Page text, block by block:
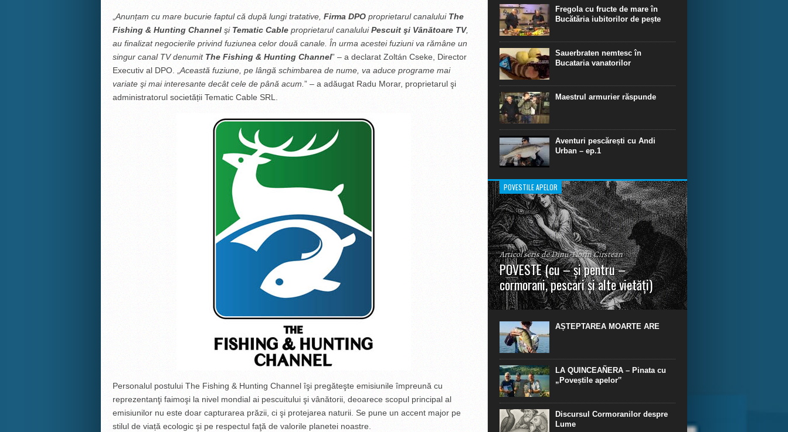
„Anunțam cu mare bucurie faptul că după lungi tratative, Firma DPOproprietarul canalului The
Fishing & Hunting Channelşi Tematic Cableproprietarul canaluluiPescuit şi Vânătoare TV,
au finalizat negocierile privind fuziunea celor două canale. În urma acestei fuziuni va rămâne un
singur canal TV denumit The Fishing & Hunting Channel” – a declarat Zoltán Cseke, Director
Executiv al DPO. „Această fuziune, pe lângăschimbarea de nume, va aduce programe mai
variate şi mai interesante decât cele de până acum.” – a adăugat Radu Morar, proprietarul şi
administratorul societății Tematic Cable SRL.
Personalul postului The Fishing & Hunting Channel îşi pregăteşte emisiunile împreună cu
reprezentanţi faimoşi la nivel mondial ai pescuitului şi vânătorii, deoarece scopul principal al
emisiunilor nu este doar capturarea prăzii, ci şi protejarea naturii. Se pune un accent major pe
stilul de viață ecologic şi pe respectul faţă de valorile planetei noastre.
extraordinare de scufundare cu rechini.
Fregola cu fructe de mare în
Bucătăria iubitorilor de pește
Sauerbraten nemtesc în
Bucataria vanatorilor
Maestrul armurier răspunde
Aventuri pescărești cu Andi
Urban – ep.1
POVESTILE APELOR
Articol scris de Dinu-Florin Cirstean
POVESTE (cu – și pentru –
cormorani, pescari și alte vietăți)
”La urma urmei, cred că legendele și miturile sunt
în mare parte făcute din „adevăr”.“ R. R. Tolkien.
AȘTEPTAREA MOARTE ARE
LA QUINCEAÑERA – Pinata cu
„Poveștile apelor‟
Discursul Cormoranilor despre
Lume